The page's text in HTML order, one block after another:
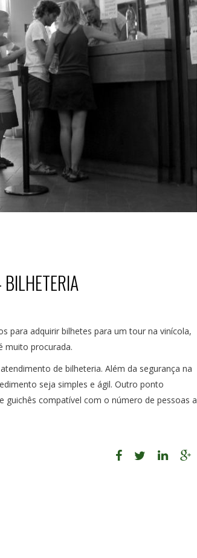
para adquirir bilhetes para um tour na vinícola,
muito procurada.
de bilheteria. Além da segurança na
seja simples e ágil. Outro ponto
guichês compatível com o número de pessoas a